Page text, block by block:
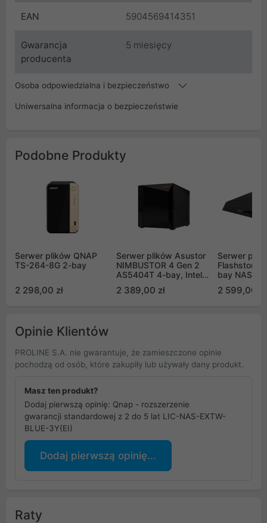
EAN 5904569414351
Gwarancja
producenta
5 miesięcy
Osoba odpowiedzialna i bezpieczeństwo
Uniwersalna informacja o bezpieczeństwie
Podobne Produkty
Serwer plików QNAP
TS-264-8G 2-bay
2 298,00 zł
Serwer plików Asustor
NIMBUSTOR 4 Gen 2
AS5404T 4-bay, Intel
Core 2.0GHz, 4GB RAM
2 389,00 zł
Serwer
Flashstor 6
bay NAS,
Ports, 8GB
2 599,00 zł
Opinie Klientów
PROLINE S.A. nie gwarantuje, że zamieszczone opinie
pochodzą od osób, które zakupiły lub używały dany produkt.
Masz ten produkt?
Dodaj pierwszą opinię: Qnap - rozszerzenie
gwarancji standardowej z 2 do 5 lat LIC-NAS-EXTW-
BLUE-3Y(EI)
Dodaj pierwszą opinię...
Raty